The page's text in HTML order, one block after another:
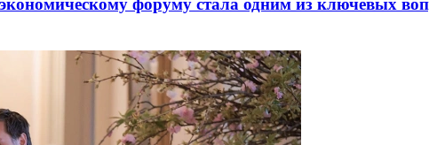
форуму стала одним из ключевых